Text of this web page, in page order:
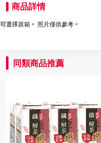
商品詳情
可選擇原箱。 照片僅供參考。
同類商品推薦